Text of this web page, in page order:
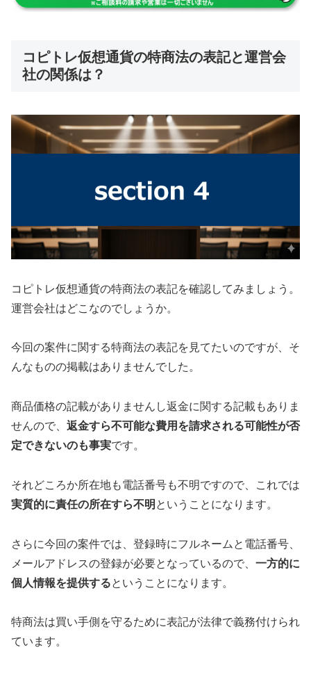
コピトレ仮想通貨の特商法の表記と運営会
社の関係は？
コピトレ仮想通貨の特商法の表記を確認してみましょう。
運営会社はどこなのでしょうか。
今回の案件に関する特商法の表記を見てたいのですが、そ
んなものの掲載はありませんでした。
商品価格の記載がありませんし返金に関する記載もありま
せんので、 返金すら不可能な費用を請求される可能性が否
定できないのも事実です。
それどころか所在地も電話番号も不明ですので、これでは
実質的に責任の所在すら不明 ということになります。
さらに今回の案件では、登録時にフルネームと電話番号、
メールアドレスの登録が必要となっているので、 一方的に
個人情報を提供するということになります。
特商法は買い手側を守るために表記が法律で義務付けられ
ています。